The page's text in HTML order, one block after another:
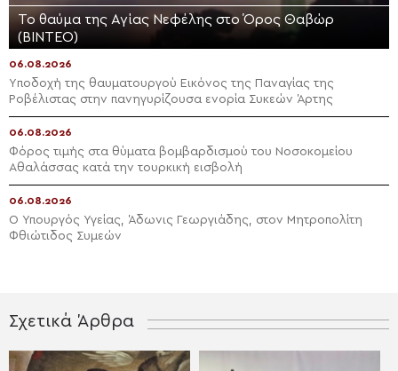
Το θαύμα της Αγίας Νεφέλης στο Όρος Θαβώρ
(ΒΙΝΤΕΟ)
06.08.2026
Yποδοχή της θαυματουργού Εικόνος της Παναγίας της
Ροβέλιστας στην πανηγυρίζουσα ενορία Συκεών Άρτης
06.08.2026
Φόρος τιμής στα θύματα βομβαρδισμού του Νοσοκομείου
Αθαλάσσας κατά την τουρκική εισβολή
06.08.2026
Ο Υπουργός Υγείας, Άδωνις Γεωργιάδης, στον Μητροπολίτη
Φθιώτιδος Συμεών
Σχετικά Άρθρα